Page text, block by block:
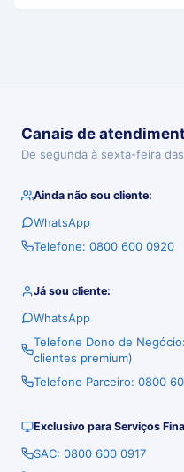
Canais de
De segunda à sexta-feira
Ainda não sou cliente:
WhatsApp
Telefone: 0800 600 0920
Já sou cliente:
WhatsApp
Telefone Dono de
clientes premium)
Telefone Parceiro: 0800
Exclusivo para Serviços
SAC: 0800 600 0917